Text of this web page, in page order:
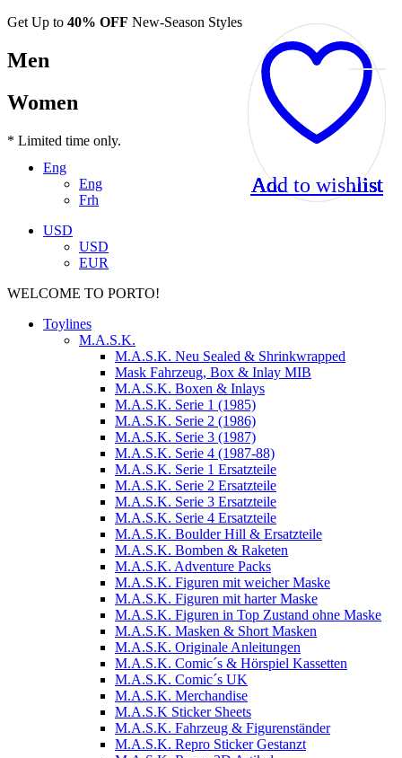
Get Up to 40% OFF New-Season Styles
Men
Women
* Limited time only.
Eng
Eng
Frh
USD
USD
EUR
WELCOME TO PORTO!
Toylines
M.A.S.K.
M.A.S.K. Neu Sealed & Shrinkwrapped
Mask Fahrzeug, Box & Inlay MIB
M.A.S.K. Boxen & Inlays
M.A.S.K. Serie 1 (1985)
M.A.S.K. Serie 2 (1986)
M.A.S.K. Serie 3 (1987)
M.A.S.K. Serie 4 (1987-88)
M.A.S.K. Serie 1 Ersatzteile
M.A.S.K. Serie 2 Ersatzteile
M.A.S.K. Serie 3 Ersatzteile
M.A.S.K. Serie 4 Ersatzteile
M.A.S.K. Boulder Hill & Ersatzteile
M.A.S.K. Bomben & Raketen
M.A.S.K. Adventure Packs
M.A.S.K. Figuren mit weicher Maske
M.A.S.K. Figuren mit harter Maske
M.A.S.K. Figuren in Top Zustand ohne Maske
M.A.S.K. Masken & Short Masken
M.A.S.K. Originale Anleitungen
M.A.S.K. Comic´s & Hörspiel Kassetten
M.A.S.K. Comic´s UK
M.A.S.K. Merchandise
M.A.S.K Sticker Sheets
M.A.S.K. Fahrzeug & Figurenständer
M.A.S.K. Repro Sticker Gestanzt
Add to wishlist
Add to wishlist
Add to wishlist
Add to wishlist
Add to wishlist
Add to wishlist
Add to wishlist
Add to wishlist
Add to wishlist